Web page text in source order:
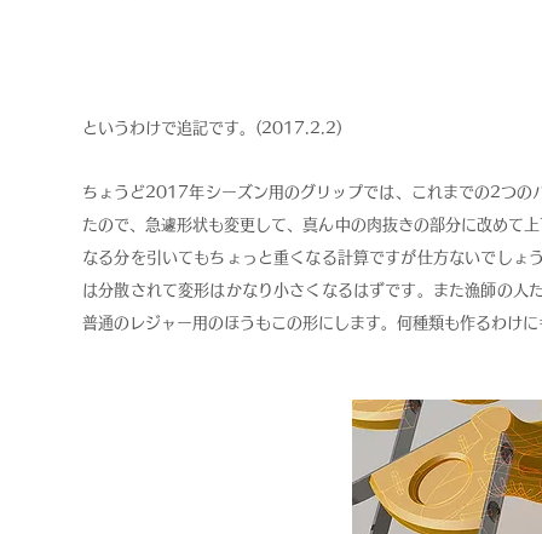
というわけで追記です。(2017.2.2)
ちょうど2017年シーズン用のグリップでは、これまでの2つの
たので、急遽形状も変更して、真ん中の肉抜きの部分に改めて
なる分を引いてもちょっと重くなる計算ですが仕方ないでし
は分散されて変形はかなり小さくなるはずです。また漁師の
普通のレジャー用のほうもこの形にします。何種類も作るわけ